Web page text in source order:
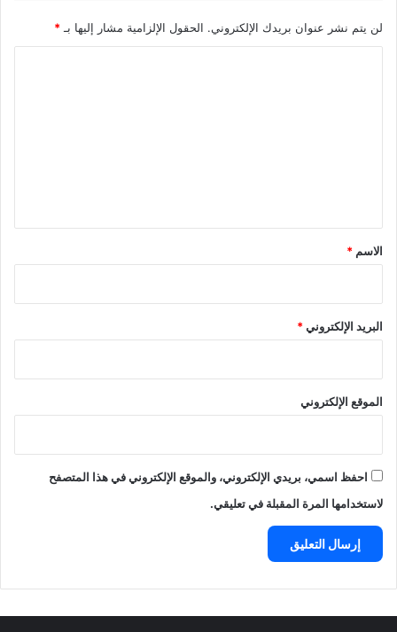
لن يتم نشر عنوان بريدك الإلكتروني. الحقول الإلزامية مشار إليها بـ *
*
الاسم *
البريد الإلكتروني*
الموقع الإلكتروني
احفظ اسمي، بريدي الإلكتروني، والموقع الإلكتروني في هذا المتصفح
لاستخدامها المرة المقبلة في تعليقي.